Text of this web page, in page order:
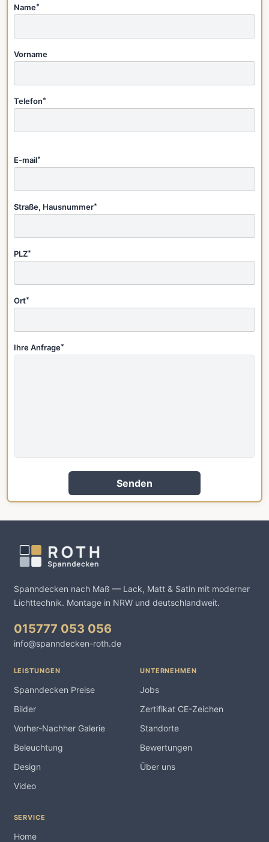
Name*
Vorname
Telefon*
E-mail*
Straße, Hausnummer*
PLZ*
Ort*
Ihre Anfrage*
Senden
Spanndecken nach Maß — Lack, Matt & Satin mit moderner
Lichttechnik. Montage in NRW und deutschlandweit.
015777 053 056
info@spanndecken-roth.de
LEISTUNGEN
Spanndecken Preise
Bilder
Vorher-Nachher Galerie
Beleuchtung
Design
Video
UNTERNEHMEN
Jobs
Zertifikat CE-Zeichen
Standorte
Bewertungen
Über uns
SERVICE
Home